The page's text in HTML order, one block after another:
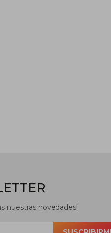
nuestras novedades!